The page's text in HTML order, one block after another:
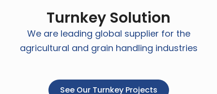
Turnkey Solution
We are leading global supplier for the
agricultural and grain handling industries
See Our Turnkey Projects